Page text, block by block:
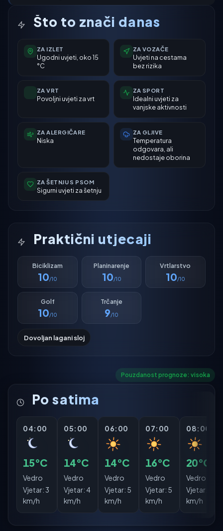
Što to znači danas
ZA IZLET
Ugodni uvjeti, oko 15
°C
ZA VOZAČE
Uvjeti na cestama
bez rizika
ZA VRT
Povoljni uvjeti za vrt
ZA SPORT
Idealni uvjeti za
vanjske aktivnosti
ZA ALERGIČARE
Niska
ZA GLJIVE
Temperatura
odgovara, ali
nedostaje oborina
ZA ŠETNJU S PSOM
Sigurni uvjeti za šetnju
Praktični utjecaji
Biciklizam
10/10
Planinarenje
10/10
Vrtlarstvo
10/10
Golf
10/10
Trčanje
9/10
Dovoljan lagani sloj
Pouzdanost prognoze: visoka
Po satima
04:00
15°C
Vedro
Vjetar:3
km/h
05:00
14°C
Vedro
Vjetar: 4
km/h
06:00
14°C
Vedro
Vjetar: 5
km/h
07:00
16°C
Vedro
Vjetar: 5
km/h
08:00
20°C
Vedro
Vjetar:
km/h